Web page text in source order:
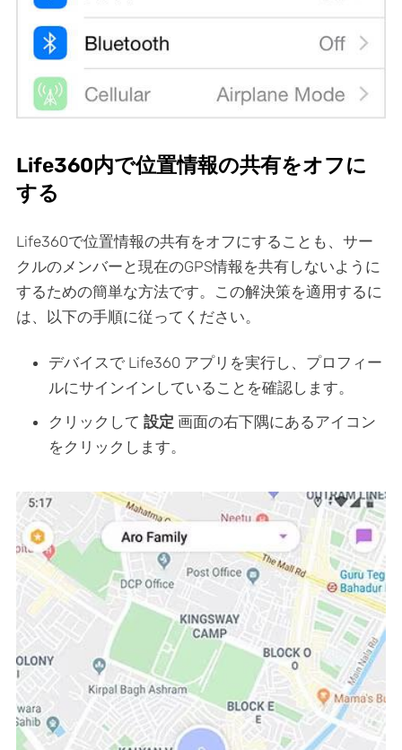
Life360内で位置情報の共有をオフに
する
Life360で位置情報の共有をオフにすることも、サー
クルのメンバーと現在のGPS情報を共有しないように
するための簡単な方法です。この解決策を適用するに
は、以下の手順に従ってください。
デバイスで Life360 アプリを実行し、プロフィー
ルにサインインしていることを確認します。
クリックして 設定 画面の右下隅にあるアイコン
をクリックします。